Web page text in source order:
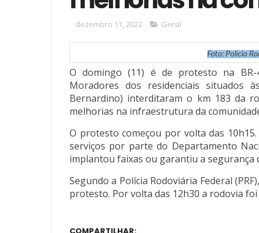
dezembro 11, 2022 Geral
Foto: Polícia
O domingo (11) é de protesto na BR-
Moradores dos residenciais situados
Bernardino) interditaram o km 183 da
melhorias na infraestrutura da
O protesto começou por volta das
serviços por parte do Departamento
implantou faixas ou garantiu a segurança
Segundo a Polícia Rodoviária Federal
protesto. Por volta das 12h30 a rodovia foi